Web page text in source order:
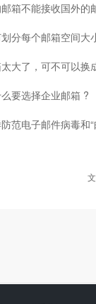
箱不能接收国外的
分每个邮箱空间大
大了，可不可以换
要选择企业邮箱 ?
范电子邮件病毒和